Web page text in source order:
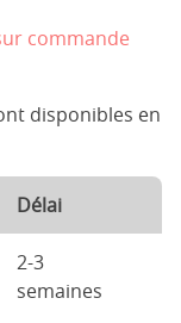
commande
disponibles en
Délai
2-3
semaines